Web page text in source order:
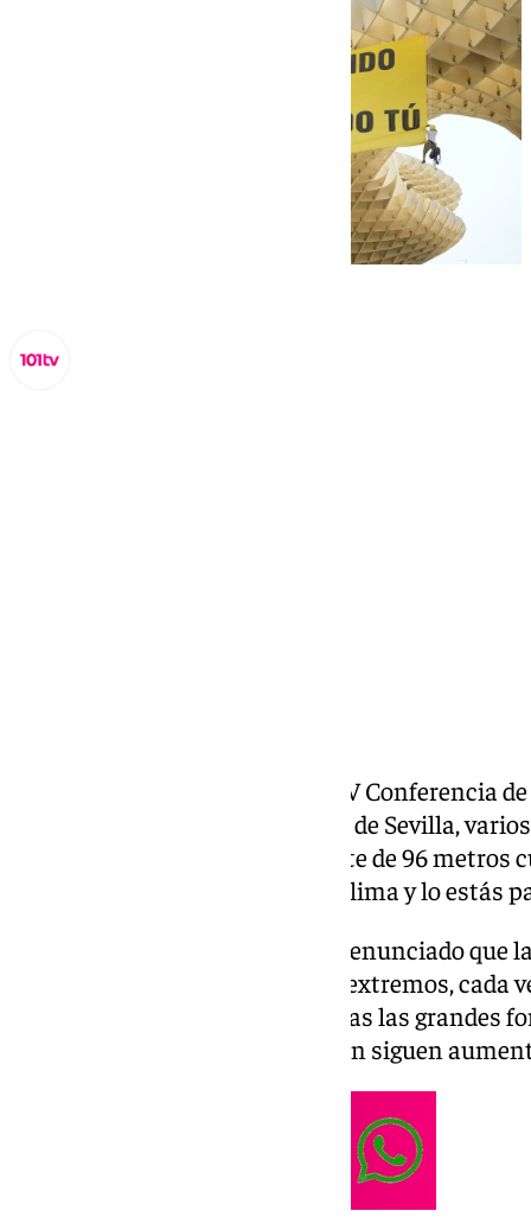
Con motivo del arranque de la IV Conferencia
Financiación para el Desarrollo de Sevilla,
desplegado una pancarta gigante de 96 metros
mensaje ‘Se están cargando el clima y lo estás
La organización ecologista ha denunciado que
los fenómenos meteorológicos extremos, cada
por el cambio climático, mientras las grandes
contaminadoras que lo provocan siguen